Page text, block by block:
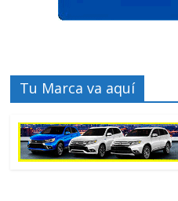
Tu Marca va aquí